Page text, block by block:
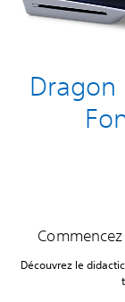
Dragon
Découvrez le